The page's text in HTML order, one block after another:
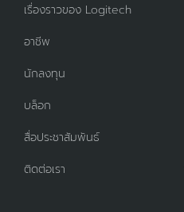
เรื่องราวของ Logitech
อาชีพ
นักลงทุน
บล็อก
สื่อประชาสัมพันธ์
ติดต่อเรา